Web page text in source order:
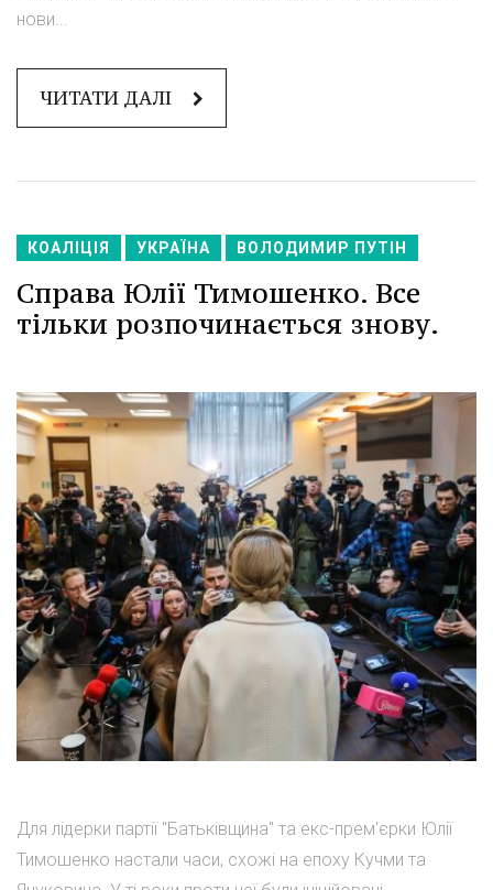
нови...
ЧИТАТИ ДАЛІ
КОАЛІЦІЯ УКРАЇНА ВОЛОДИМИР ПУТІН
Справа Юлії Тимошенко. Все
тільки розпочинається знову.
Для лідерки партії "Батьківщина" та екс-прем'єрки Юлії
Тимошенко настали часи, схожі на епоху Кучми та